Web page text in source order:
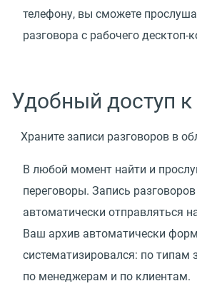
телефону, вы сможете
разговора с рабочего десктоп-
Удобный доступ
Храните записи разговоров в
В любой момент найти и
переговоры. Запись
автоматически отправляться
Ваш архив автоматически
систематизировался: по типам
по менеджерам и по клиентам.